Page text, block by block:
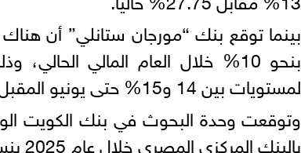
بينما توقع بنك “مورجان ستانلي” أن
بنحو 10% خلال العام المالي
لمستويات بين 14 و15% حتى يونيو المقبل.
وتوقعت وحدة البحوث في بنك الكويت